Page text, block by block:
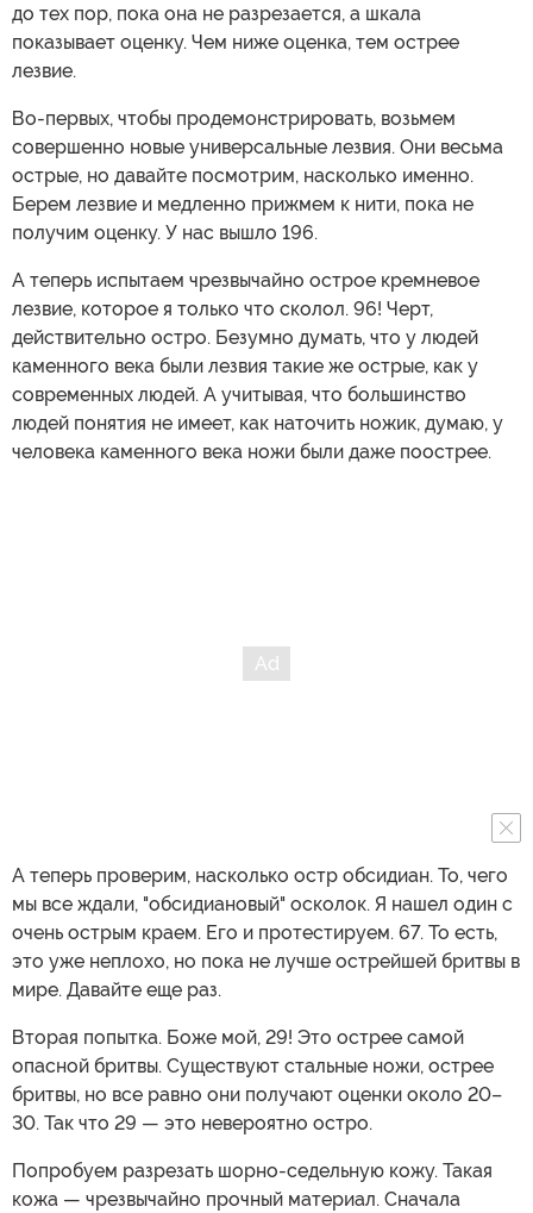
до тех пор, пока она не разрезается, а шкала
показывает оценку. Чем ниже оценка, тем острее
лезвие.
Во-первых, чтобы продемонстрировать, возьмем
совершенно новые универсальные лезвия. Они весьма
острые, но давайте посмотрим, насколько именно.
Берем лезвие и медленно прижмем к нити, пока не
получим оценку. У нас вышло 196.
А теперь испытаем чрезвычайно острое кремневое
лезвие, которое я только что сколол. 96! Черт,
действительно остро. Безумно думать, что у людей
каменного века были лезвия такие же острые, как у
современных людей. А учитывая, что большинство
людей понятия не имеет, как наточить ножик, думаю, у
человека каменного века ножи были даже поострее.
А теперь проверим, насколько остр обсидиан. То, чего
мы все ждали, "обсидиановый" осколок. Я нашел один с
очень острым краем. Его и протестируем. 67. То есть,
это уже неплохо, но пока не лучше острейшей бритвы в
мире. Давайте еще раз.
Вторая попытка. Боже мой, 29! Это острее самой
опасной бритвы. Существуют стальные ножи, острее
бритвы, но все равно они получают оценки около 20–
30. Так что 29 — это невероятно остро.
Попробуем разрезать шорно-седельную кожу. Такая
кожа — чрезвычайно прочный материал. Сначала